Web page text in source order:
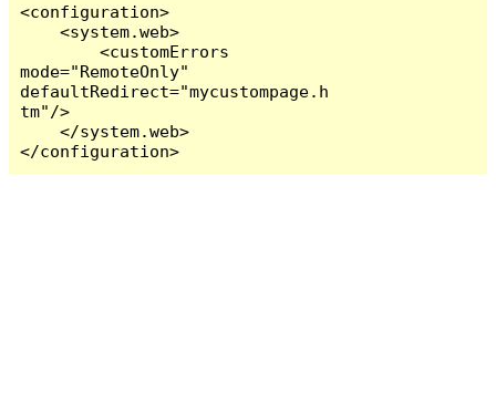
<configuration>
    <system.web>
        <customErrors
mode="RemoteOnly"
defaultRedirect="mycustompage.h
tm"/>
    </system.web>
</configuration>